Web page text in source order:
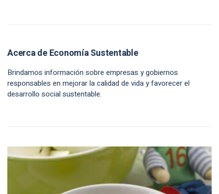
Acerca de Economía Sustentable
Brindamos información sobre empresas y gobiernos
responsables en mejorar la calidad de vida y favorecer el
desarrollo social sustentable.